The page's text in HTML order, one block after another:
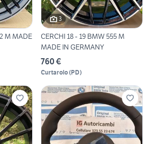
M MADE
3
CERCHI 18 - 19 BMW 555 M
MADE IN GERMANY
760 €
Curtarolo(PD)